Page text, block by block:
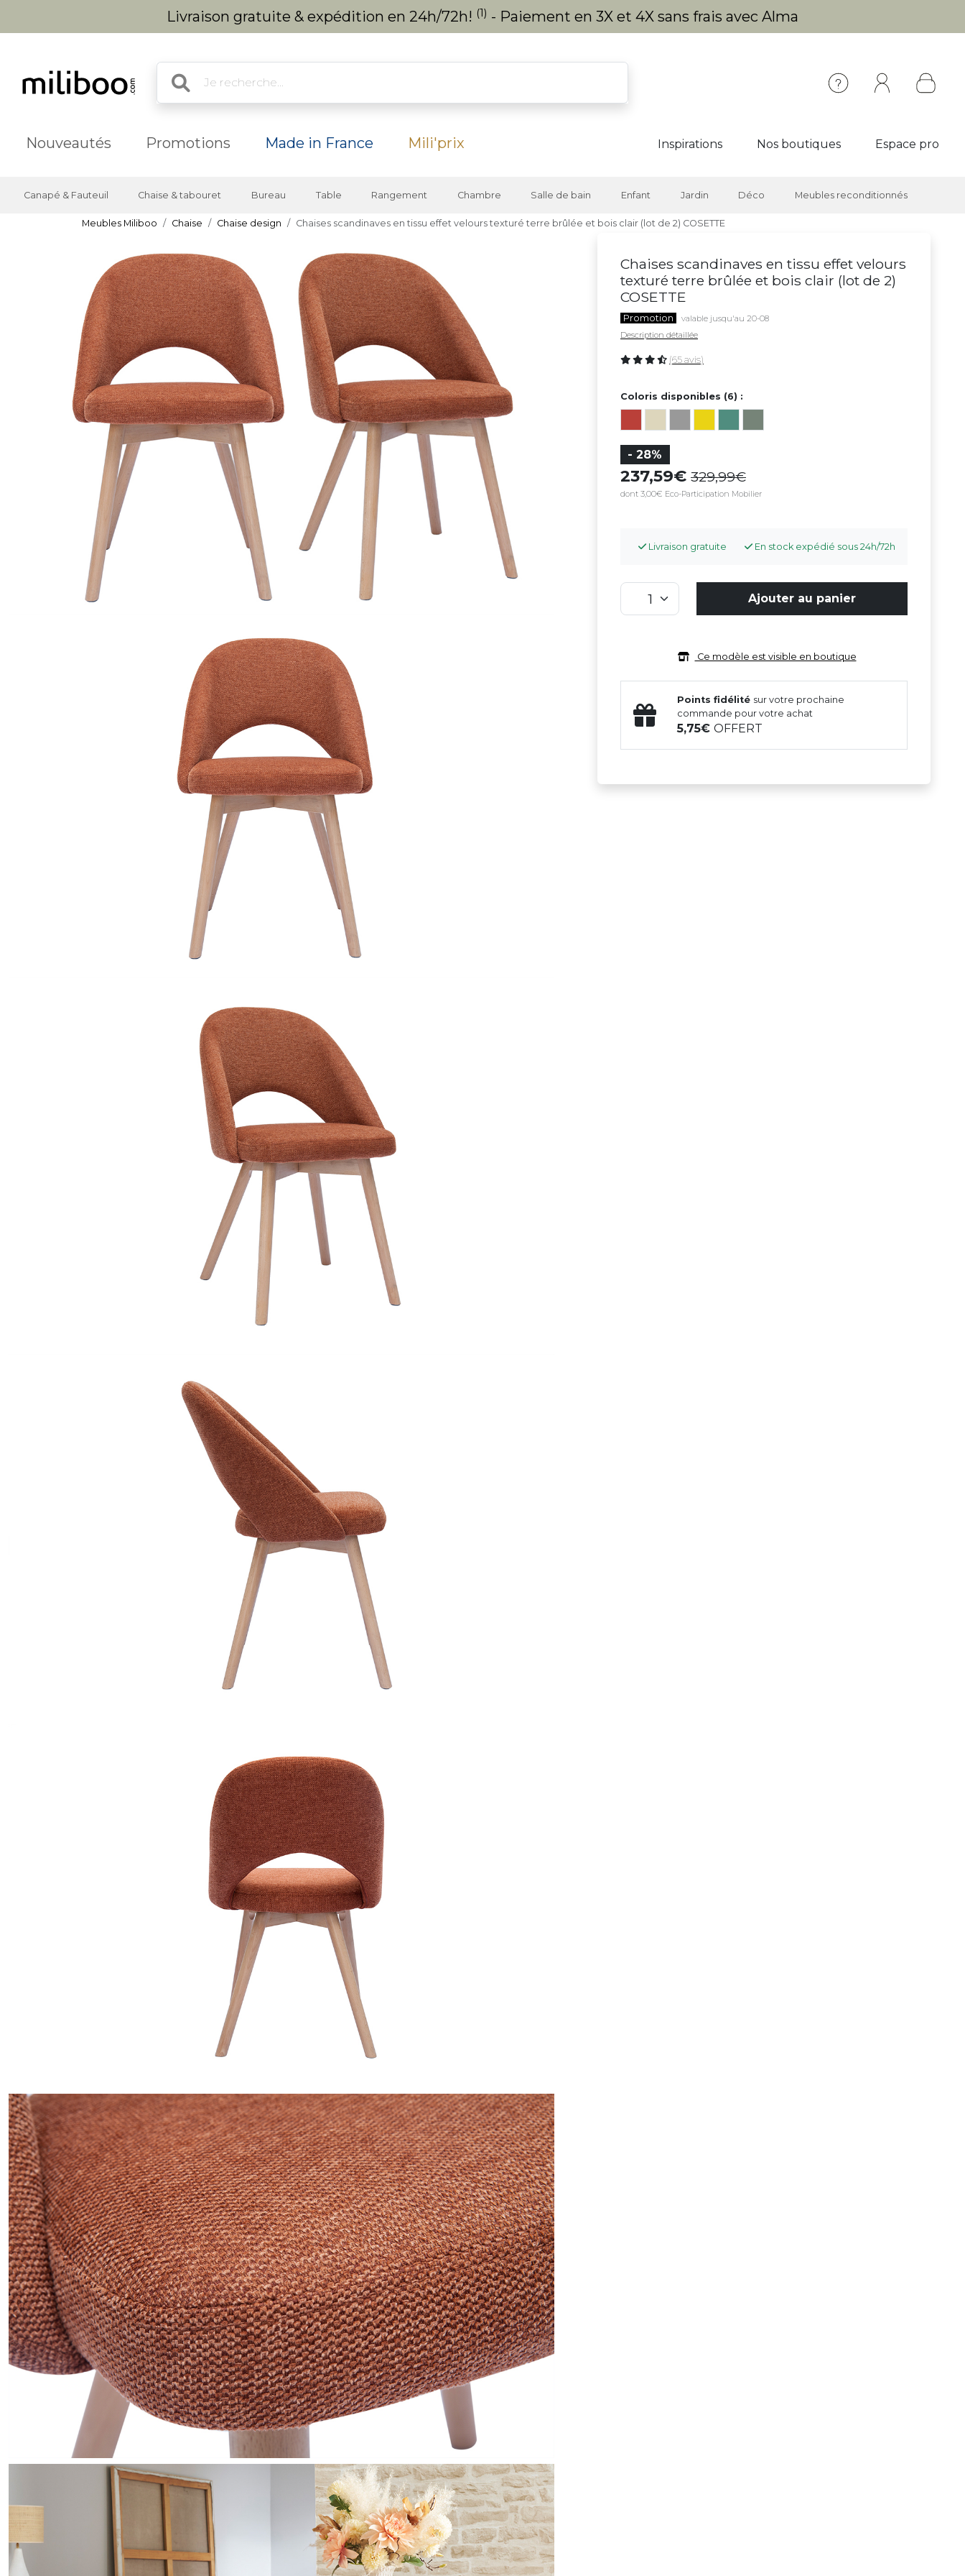
Livraison gratuite & expédition en 24h/72h! (1) - Paiement en 3X et 4X sans frais avec Alma
Nouveautés Promotions Made in France Mili'prix Inspirations Nos boutiques Espace pro
Canapé & Fauteuil Chaise & tabouret Bureau Table Rangement Chambre Salle de bain Enfant Jardin Déco Meubles reconditionnés
Meubles Miliboo Chaise Chaise design Chaises scandinaves en tissu effet velours texturé terre brûlée et bois clair (lot de 2) COSETTE
Chaises scandinaves en tissu effet velours
texturé terre brûlée et bois clair (lot de 2)
COSETTE
Promotion
valable jusqu'au 20-08
Description détaillée
(65 avis)
Coloris disponibles (6) :
- 28%
237,59 329,99
dont 3,00€ Eco-Participation Mobilier
Livraison gratuite En stock expédié sous 24h/72h
Ajouter au panier
Ce modèle est visible en boutique
Points fidélité sur votre prochaine
commande pour votre achat
5,75OFFERT